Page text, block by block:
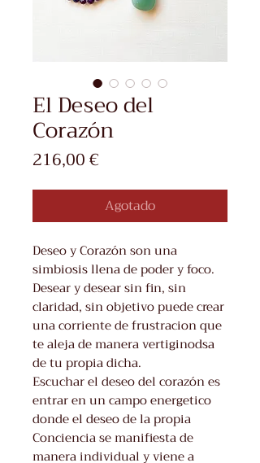
El Deseo del
Corazón
216,00 €Precio
Agotado
Deseo y Corazón son una
simbiosis llena de poder y foco.
Desear y desear sin fin, sin
claridad, sin objetivo puede crear
una corriente de frustracion que
te aleja de manera vertiginodsa
de tu propia dicha.
Escuchar el deseo del corazón es
entrar en un campo energetico
donde el deseo de la propia
Conciencia se manifiesta de
manera individual y viene a